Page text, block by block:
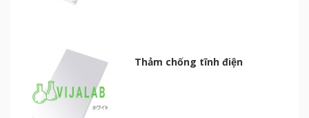
Thảm chống tĩnh điện